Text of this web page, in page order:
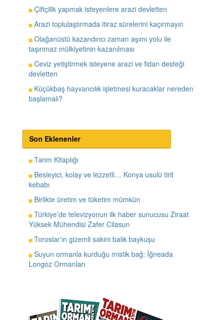
Çiftçilik yapmak isteyenlere arazi devletten
Arazi toplulaştırmada itiraz sürelerini kaçırmayın
Olağanüstü kazandırıcı zaman aşımı yolu ile
taşınmaz mülkiyetinin kazanılması
Ceviz yetiştirmek isteyene arazi ve fidan desteği
devletten
Küçükbaş hayvancılık işletmesi kuracaklar nereden
başlamalı?
Son Eklenenler
Tarım Kitaplığı
Besleyici, kolay ve lezzetli… Konya usulü tirit
kebabı
Birlikte üretim ve tüketim mümkün
Türkiye’de televizyonun ilk haber sunucusu Ziraat
Yüksek Mühendisi Zafer Cilasun
Toroslar’ın gizemli sakini balık baykuşu
Suyun ormanla kurduğu mistik bağ: İğneada
Longoz Ormanları